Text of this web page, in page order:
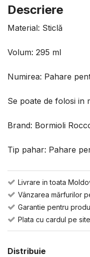
Descriere
Material: Sticlă
Volum: 295 ml
Numirea: Pahare
Se poate de folosi in
Brand: Bormioli
Tip pahar: Pahare
Livrare in toata
Vânzarea mărfurilor
Garantie pentru
Plata cu cardul pe site
Distribuie